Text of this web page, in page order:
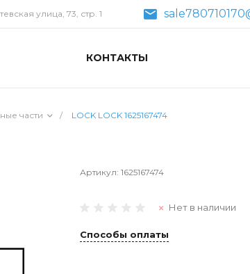
улица, 73, стр. 1
КОНТАКТЫ
части / LOCK LOCK 1625167474
Артикул: 1625167474
Нет в наличии
Способы оплаты